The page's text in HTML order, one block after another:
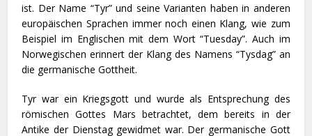
ist. Der Name “Tyr” und seine Varianten haben in anderen
europäischen Sprachen immer noch einen Klang, wie zum
Beispiel im Englischen mit dem Wort “Tuesday”. Auch im
Norwegischen erinnert der Klang des Namens “Tysdag” an
die germanische Gottheit.
Tyr war ein Kriegsgott und wurde als Entsprechung des
römischen Gottes Mars betrachtet, dem bereits in der
Antike der Dienstag gewidmet war. Der germanische Gott